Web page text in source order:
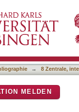
→ 8 Zentrale,
MELDEN